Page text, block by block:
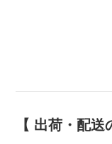
【 出荷・配